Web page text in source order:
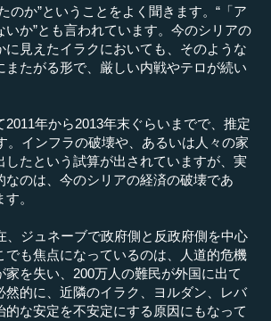
か”ということをよく聞きます。“「ア
か”とも言われています。今のシリアの
見えたイラクにおいても、そのような
たがる形で、厳しい内戦やテロが続い
年から2013年末ぐらいまでで、推定
。インフラの破壊や、あるいは人々の家
たという試算が出されていますが、実
のは、今のシリアの経済の破壊であ
。
ジュネーブで政府側と反政府側を中心
も焦点になっているのは、人道的危機
を失い、200万人の難民が外国に出て
的に、近隣のイラク、ヨルダン、レバ
な安定を不安定にする原因にもなって